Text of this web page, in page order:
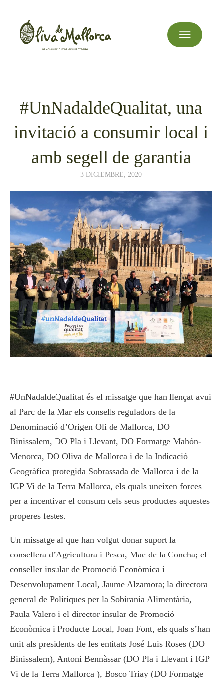
#UnNadaldeQualitat, una
invitació a consumir local i
amb segell de garantia
3 DICIEMBRE, 2020
#UnNadaldeQualitat és el missatge que han llençat avui
al Parc de la Mar els consells reguladors de la
Denominació d’Origen Oli de Mallorca, DO
Binissalem, DO Pla i Llevant, DO Formatge Mahón-
Menorca, DO Oliva de Mallorca i de la Indicació
Geogràfica protegida Sobrassada de Mallorca i de la
IGP Vi de la Terra Mallorca, els quals uneixen forces
per a incentivar el consum dels seus productes aquestes
properes festes.
Un missatge al que han volgut donar suport la
consellera d’Agricultura i Pesca, Mae de la Concha; el
conseller insular de Promoció Econòmica i
Desenvolupament Local, Jaume Alzamora; la directora
general de Politiques per la Sobirania Alimentària,
Paula Valero i el director insular de Promoció
Econòmica i Producte Local, Joan Font, els quals s’han
unit als presidents de les entitats José Luis Roses (DO
Binissalem), Antoni Bennàssar (DO Pla i Llevant i IGP
Vi de la Terra Mallorca ), Bosco Triay (DO Formatge